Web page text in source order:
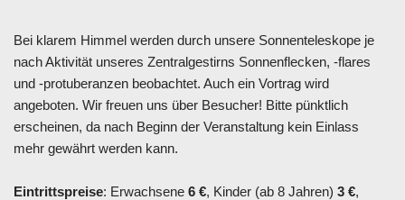
Bei klarem Himmel werden durch unsere Sonnenteleskope je
nach Aktivität unseres Zentralgestirns Sonnenflecken, -flares
und -protuberanzen beobachtet. Auch ein Vortrag wird
angeboten. Wir freuen uns über Besucher! Bitte pünktlich
erscheinen, da nach Beginn der Veranstaltung kein Einlass
mehr gewährt werden kann.
Eintrittspreise: Erwachsene 6 €, Kinder (ab 8 Jahren) 3 €,